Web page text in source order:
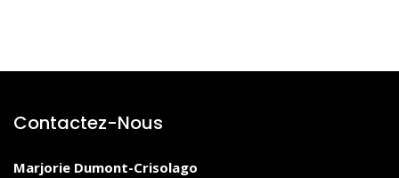
Contactez-Nous
Marjorie Dumont-Crisolago